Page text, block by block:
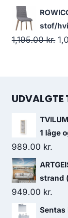
stof/
1,195.00kr.
UDVALGTE
1 låge
989.00 kr.
strand
949.00 kr.